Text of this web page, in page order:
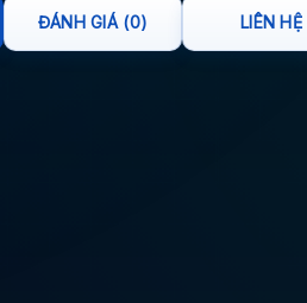
ĐÁNH GIÁ (0) LIÊN HỆ